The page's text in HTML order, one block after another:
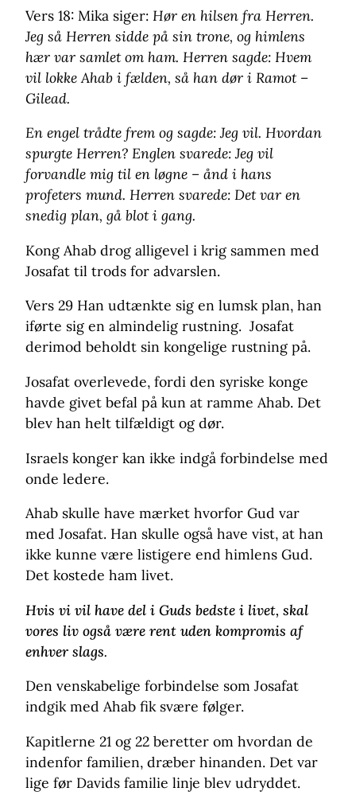
Vers 18: Mika siger: Hør en hilsen fra Herren.
Jeg så Herren sidde på sin trone, og himlens
hær var samlet om ham. Herren sagde: Hvem
vil lokke Ahab i fælden, så han dør i Ramot –
Gilead.
En engel trådte frem og sagde: Jeg vil. Hvordan
spurgte Herren? Englen svarede: Jeg vil
forvandle mig til en løgne – ånd i hans
profeters mund. Herren svarede: Det var en
snedig plan, gå blot i gang.
Kong Ahab drog alligevel i krig sammen med
Josafat til trods for advarslen.
Vers 29 Han udtænkte sig en lumsk plan, han
iførte sig en almindelig rustning. Josafat
derimod beholdt sin kongelige rustning på.
Josafat overlevede, fordi den syriske konge
havde givet befal på kun at ramme Ahab. Det
blev han helt tilfældigt og dør.
Israels konger kan ikke indgå forbindelse med
onde ledere.
Ahab skulle have mærket hvorfor Gud var
med Josafat. Han skulle også have vist, at han
ikke kunne være listigere end himlens Gud.
Det kostede ham livet.
Hvis vi vil have del i Guds bedste i livet, skal
vores liv også være rent uden kompromis af
enhver slags.
Den venskabelige forbindelse som Josafat
indgik med Ahab fik svære følger.
Kapitlerne 21 og 22 beretter om hvordan de
indenfor familien, dræber hinanden. Det var
lige før Davids familie linje blev udryddet.